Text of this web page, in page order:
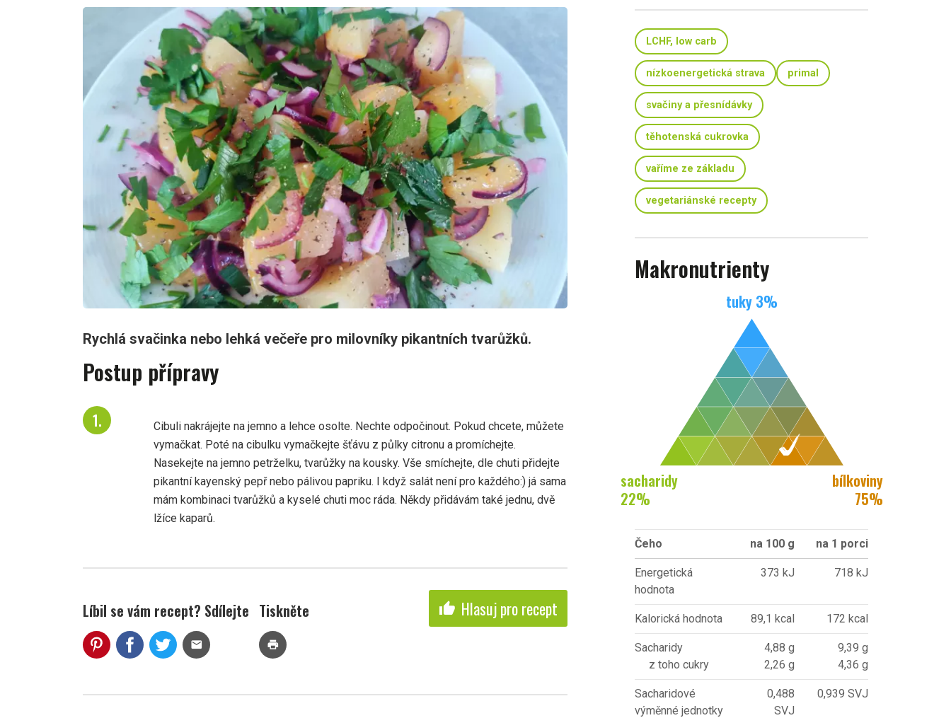
Rychlá svačinka nebo lehká večeře pro milovníky pikantních tvarůžků.
Postup přípravy
Cibuli nakrájejte na jemno a lehce osolte. Nechte odpočinout. Pokud chcete, můžete
vymačkat. Poté na cibulku vymačkejte šťávu z půlky citronu a promíchejte.
Nasekejte na jemno petrželku, tvarůžky na kousky. Vše smíchejte, dle chuti přidejte
pikantní kayenský pepř nebo pálivou papriku. I když salát není pro každého:) já sama
mám kombinaci tvarůžků a kyselé chuti moc ráda. Někdy přidávám také jednu, dvě
lžíce kaparů.
Líbil se vám recept? Sdílejte
mail
Tiskněte
print
thumb_up Hlasuj pro recept
LCHF, low carb
nízkoenergetická strava primal
svačiny a přesnídávky
těhotenská cukrovka
vaříme ze základu
vegetariánské recepty
Makronutrienty
tuky 3%
sacharidy
22%
bílkoviny
75%
Čeho na 100 g na 1 porci
Energetická
hodnota
373 kJ 718 kJ
Kalorická hodnota 89,1 kcal 172 kcal
Sacharidy
z toho cukry
4,88 g
2,26 g
9,39 g
4,36 g
Sacharidové
výměnné jednotky
0,488
SVJ
0,939 SVJ